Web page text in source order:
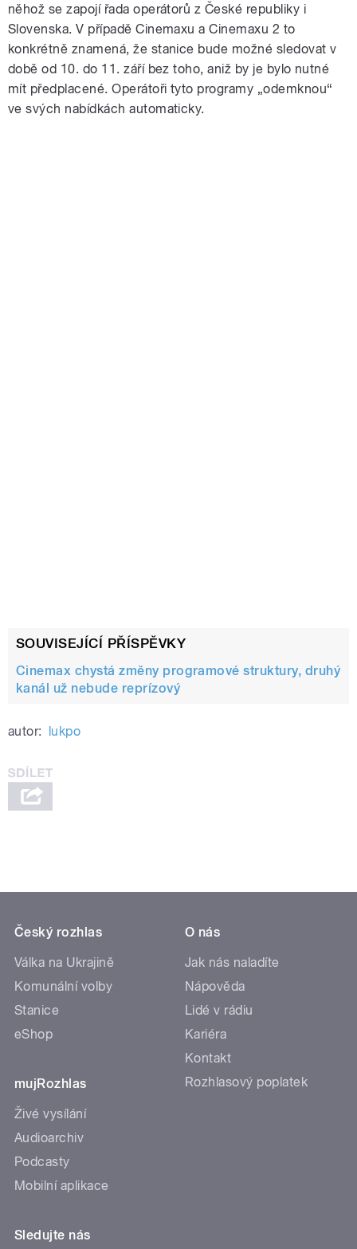
něhož se zapojí řada operátorů z České republiky i
Slovenska. V případě Cinemaxu a Cinemaxu 2 to
konkrétně znamená, že stanice bude možné sledovat v
době od 10. do 11. září bez toho, aniž by je bylo nutné
mít předplacené. Operátoři tyto programy „odemknou“
ve svých nabídkách automaticky.
SOUVISEJÍCÍ PŘÍSPĚVKY
Cinemax chystá změny programové struktury, druhý
kanál už nebude reprízový
autor: lukpo
Český rozhlas
Válka na Ukrajině
Komunální volby
Stanice
eShop
mujRozhlas
Živé vysílání
Audioarchiv
Podcasty
Mobilní aplikace
O nás
Jak nás naladíte
Nápověda
Lidé v rádiu
Kariéra
Kontakt
Rozhlasový poplatek
Sledujte nás